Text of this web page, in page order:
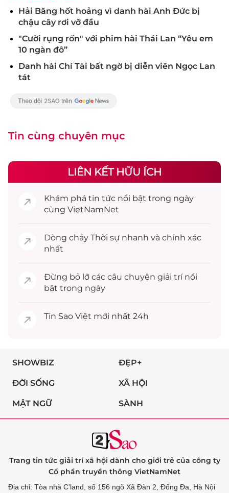
Hải Băng hốt hoảng vì danh hài Anh Đức bị
chậu cây rơi vỡ đầu
"Cười rụng rốn" với phim hài Thái Lan “Yêu em
10 ngàn đô”
Danh hài Chí Tài bất ngờ bị diễn viên Ngọc Lan
tát
Tin cùng chuyên mục
LIÊN KẾT HỮU ÍCH
Khám phá tin tức nổi bật trong ngày
cùng VietNamNet
Dòng chảy Thời sự nhanh và chính xác
nhất
Đừng bỏ lỡ các câu chuyện giải trínổi
bật trong ngày
Tin Sao Việt mới nhất 24h
SHOWBIZ ĐẸP+
ĐỜI SỐNG XÃ HỘI
MẬT NGỮ SÀNH
Trang tin tức giải trí xã hội dành cho giới trẻ của công ty
Cổ phần truyền thông VietNamNet
Địa chỉ: Tòa nhà C’land, số 156 ngõ Xã Đàn 2, Đống Đa, Hà Nội